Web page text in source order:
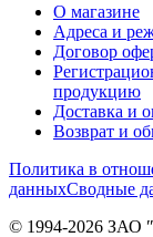
О магазине
Адреса и
Договор
продукцию
Доставка и
Возврат и
Политика в
данныхСводные
© 1994-2026 ЗАО